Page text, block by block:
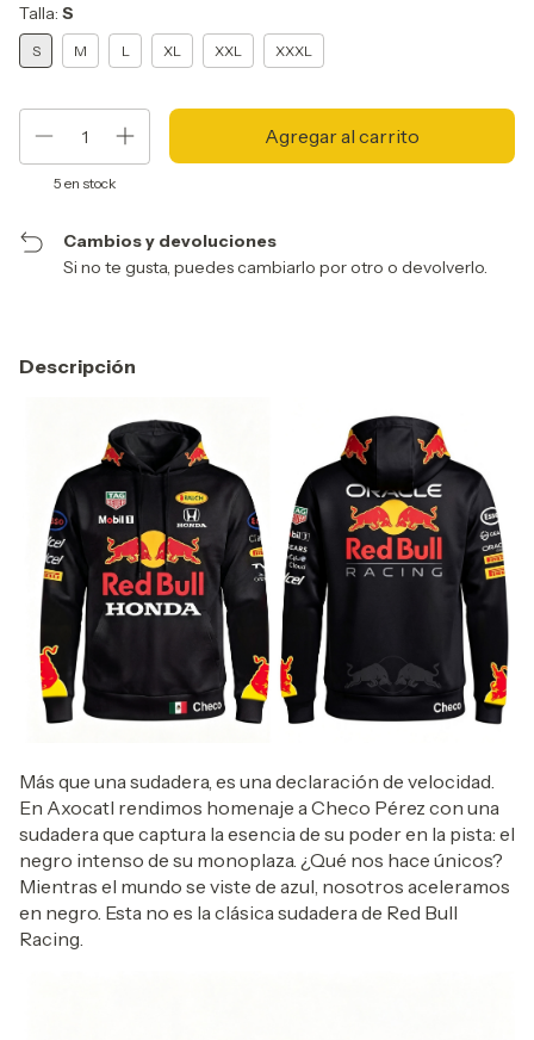
Talla: S
S M L XL XXL XXXL
5 en stock
Cambios y devoluciones
Si no te gusta, puedes cambiarlo por otro o devolverlo.
Descripción
Más que una sudadera, es una declaración de velocidad.
En Axocatl rendimos homenaje a Checo Pérez con una
sudadera que captura la esencia de su poder en la pista: el
negro intenso de su monoplaza. ¿Qué nos hace únicos?
Mientras el mundo se viste de azul, nosotros aceleramos
en negro. Esta no es la clásica sudadera de Red Bull
Racing.